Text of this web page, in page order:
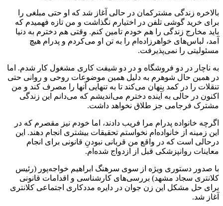
بالاخره زندگی مشترکمان در حالی آغاز شد که او حتی مبلغی را
برای خرید گوشی تلفن در اختیارم نگذاشت و من تازه فهمیدم که
باید مخارج زندگی را هم خودم تامین کنم. وقتی هم دخترم به دنیا
آمد، لباس‌های خواهرزاده‌ام را به تن او می‌کردم و پدرام هیچ
مسئولیتی را نمی‌پذیرفت.
به ناچار در دو فروشگاه و در دو شیفت کاری مشغول کار شدم. اما
در همین حال شوهرم به دلیل همین موضوعات روحی و روانی حتی
تنقلات را در کمد پنهان می‌کند تا به تنهایی آنها را مصرف کند و من
اکنون در حالی به آینده دخترم می‌اندیشم که می‌دانم این زندگی
مشترک فرجامی جز طلاق نخواهد داشت.
اگرچه خانواده پدرام مرا فریب دادند، اما خودم نیز مقصرم که در
این زمینه از خانواده‌ام نخواستم تحقیقات بیشتری انجام دهند. این
درحالی است که در واقع من قربانی نبودنِ قانونی برای انجام
معاینات روان‎پزشکی قبل از ازدواج شده‌ام.
با صدور دستوری ویژه از سوی سرهنگ ابراهیم خواجه‌پور (رئیس
کلانتری سجاد مشهد) بررسی‌های کارشناسی و اقدامات قانونی
برای حل مشکل این زن جوان در دایره مددکاری اجتماعی کلانتری
آغاز شد.